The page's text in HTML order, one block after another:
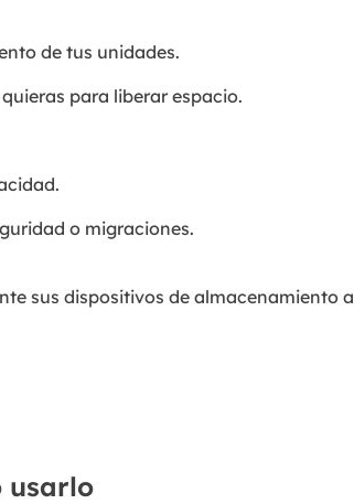
de tus unidades.
para liberar espacio.
o migraciones.
sus dispositivos de almacenamiento a
usarlo